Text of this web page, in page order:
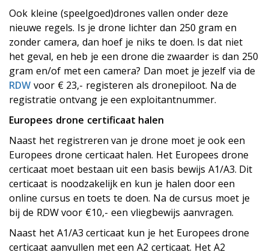
Ook kleine (speelgoed)drones vallen onder deze
nieuwe regels. Is je drone lichter dan 250 gram en
zonder camera, dan hoef je niks te doen. Is dat niet
het geval, en heb je een drone die zwaarder is dan 250
gram en/of met een camera? Dan moet je jezelf via de
RDW voor € 23,- registeren als dronepiloot. Na de
registratie ontvang je een exploitantnummer.
Europees drone certificaat halen
Naast het registreren van je drone moet je ook een
Europees drone certificaat halen. Het Europees drone
certificaat moet bestaan uit een basis bewijs A1/A3. Dit
certificaat is noodzakelijk en kun je halen door een
online cursus en toets te doen. Na de cursus moet je
bij de RDW voor €10,- een vliegbewijs aanvragen.
Naast het A1/A3 certificaat kun je het Europees drone
certificaat aanvullen met een A2 certificaat. Het A2